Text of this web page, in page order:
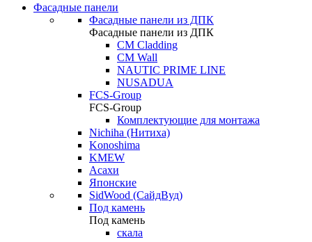
Фасадные панели
Фасадные панели из ДПК
Фасадные панели из ДПК
CM Cladding
CM Wall
NAUTIC PRIME LINE
NUSADUA
FCS-Group
FCS-Group
Комплектующие для монтажа
Nichiha (Нитиха)
Konoshima
KMEW
Асахи
Японские
SidWood (СайдВуд)
Под камень
Под камень
скала